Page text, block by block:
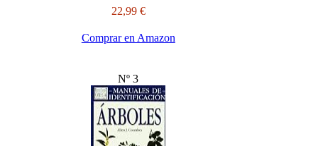
22,99 €
Comprar en Amazon
Nº 3